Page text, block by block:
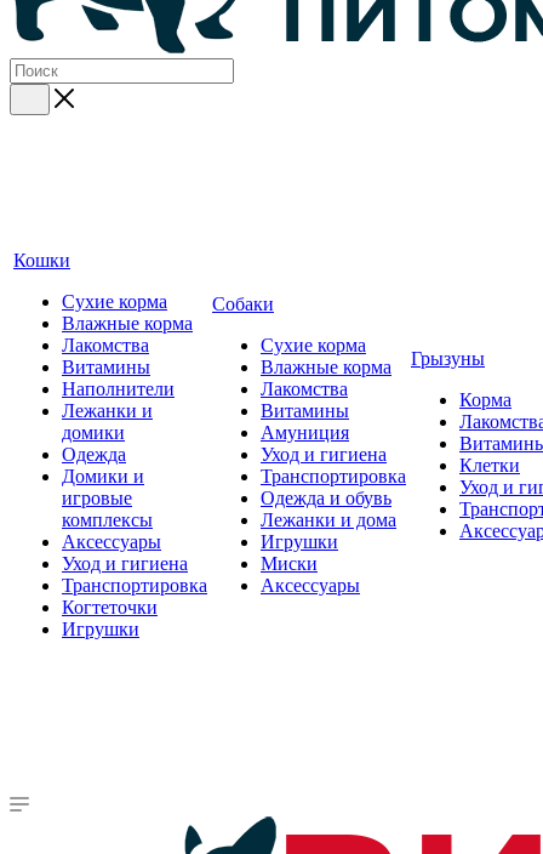
Кошки
Сухие корма
Влажные корма
Лакомства
Витамины
Наполнители
Лежанки и
домики
Одежда
Домики и
игровые
комплексы
Аксессуары
Уход и гигиена
Транспортировка
Когтеточки
Игрушки
Собаки
Сухие корма
Влажные корма
Лакомства
Витамины
Амуниция
Уход и гигиена
Транспортировка
Одежда и обувь
Лежанки и дома
Игрушки
Миски
Аксессуары
Грызуны
Корма
Клетки
Уход и